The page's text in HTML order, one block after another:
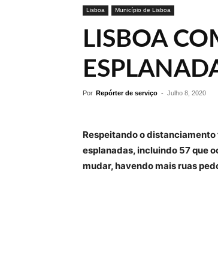
Lisboa Município de Lisboa
LISBOA
Por Repórter de serviço - Julho 8, 2020
Respeitando o
esplanadas, incluindo 57 que
mudar, havendo mais ruas